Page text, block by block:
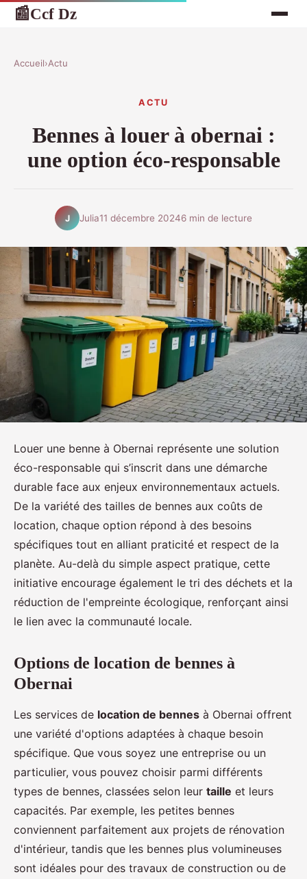
📰Ccf Dz
Accueil›Actu
ACTU
Bennes à louer à obernai :
une option éco-responsable
J Julia11 décembre 20246 min de lecture
Louer une benne à Obernai représente une solution
éco-responsable qui s’inscrit dans une démarche
durable face aux enjeux environnementaux actuels.
De la variété des tailles de bennes aux coûts de
location, chaque option répond à des besoins
spécifiques tout en alliant praticité et respect de la
planète. Au-delà du simple aspect pratique, cette
initiative encourage également le tri des déchets et la
réduction de l'empreinte écologique, renforçant ainsi
le lien avec la communauté locale.
Options de location de bennes à
Obernai
Les services de location de bennes à Obernai offrent
une variété d'options adaptées à chaque besoin
spécifique. Que vous soyez une entreprise ou un
particulier, vous pouvez choisir parmi différents
types de bennes, classées selon leur taille et leurs
capacités. Par exemple, les petites bennes
conviennent parfaitement aux projets de rénovation
d'intérieur, tandis que les bennes plus volumineuses
sont idéales pour des travaux de construction ou de